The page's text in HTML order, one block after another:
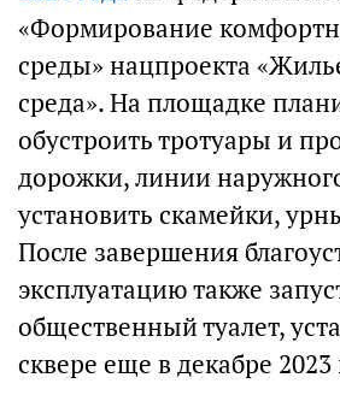
«Формирование
среды» нацпроекта
среда». На площадке
обустроить тротуары и
дорожки, линии
установить скамейки,
После завершения
эксплуатацию также
общественный туалет,
сквере еще в декабре 2023